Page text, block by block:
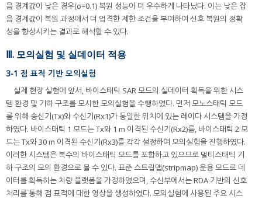
음 경계값이 낮은 경우(σ=0.1) 복원 성능이 더 우수하게 나타났다. 이는 낮은 잡
음 경계값이 복원 과정에서 더 엄격한 제한 조건을 부여하여 신호 복원의 정확
성을 향상시키는 결과로 해석할 수 있다.
Ⅲ. 모의실험 및 실데이터 적용
3-1 점 표적 기반 모의실험
실제 현장 실험에 앞서, 바이스태틱 SAR 모드의 실데이터 획득을 위한 시스
템 환경 및 기하 구조를 모사한 모의실험을 수행하였다. 먼저 모노스태틱 모드
를 위해 송신기(Tx)와 수신기(Rx1)가 동일한 위치에 있는 레이다 시스템을 가정
하였다. 바이스태틱 1 모드는 Tx와 1 m 이격된 수신기(Rx2)를, 바이스태틱 2 모
드는 Tx와 30 m 이격된 수신기(Rx3)를 각각 설정하여 모의실험을 진행하였다.
이러한 시스템은 복수의 바이스태틱 모드를 포함하고 있으므로 멀티스태틱 기
하 구조의 모의 환경으로 볼 수 있다. 표준 스트립맵(stripmap) 운용 모드로 데
이터를 획득하는 차량 플랫폼을 가정하였으며, 수신부에서는 RDA 기반의 신호
처리를 통해 점 표적에 대한 영상을 생성하였다. 모의실험에 사용된 주요 시스